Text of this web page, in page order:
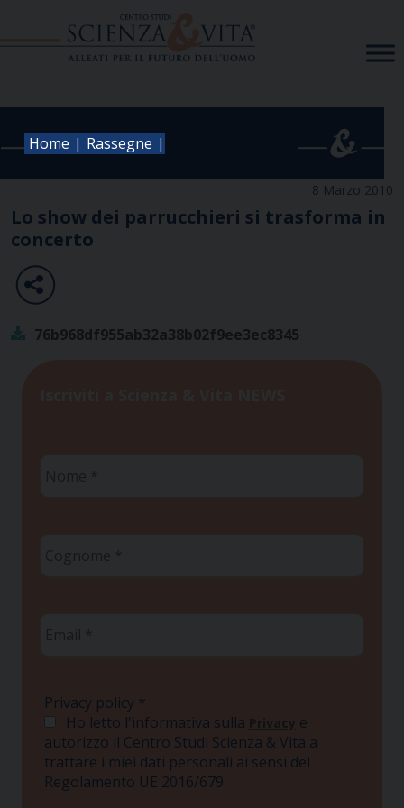
Home | Rassegne |
8 Marzo 2010
Lo show dei parrucchieri si trasforma in
concerto
76b968df955ab32a38b02f9ee3ec8345
Privacy policy *
Ho letto l'informativa sulla Privacy e
autorizzo il Centro Studi Scienza & Vita a
trattare i miei dati personali ai sensi del
Regolamento UE 2016/679